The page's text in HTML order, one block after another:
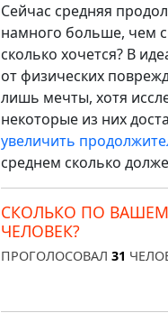
Сейчас средняя
намного больше, чем
сколько хочется? В
от физических
лишь мечты, хотя
некоторые из них
увеличить
среднем сколько
СКОЛЬКО ПО
ЧЕЛОВЕК?
ПРОГОЛОСОВАЛ 31